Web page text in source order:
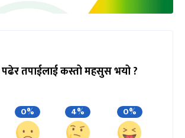
तपाईलाई कस्तो महसुस भयो ?
0% 4% 0%